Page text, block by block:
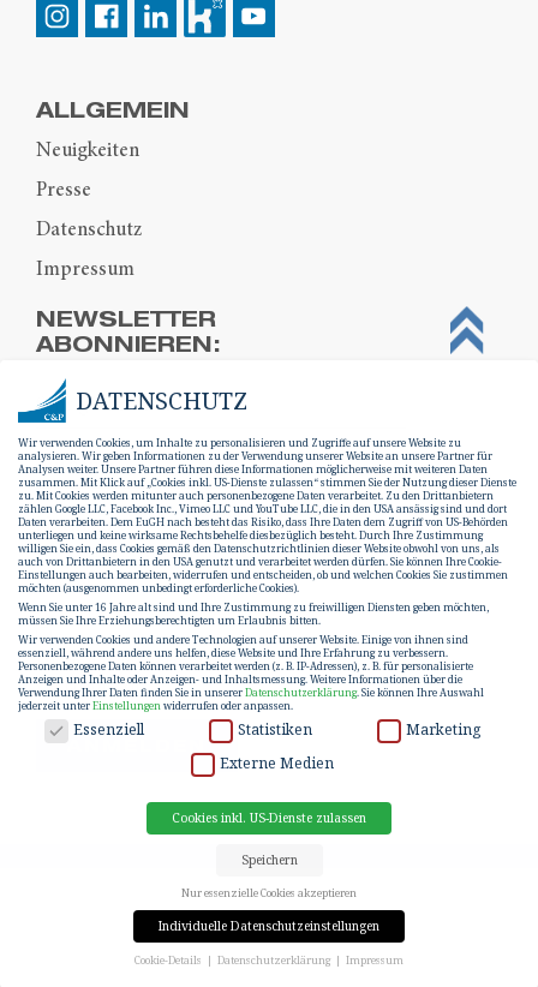
ALLGEMEIN
Neuigkeiten
Presse
Datenschutz
Impressum
NEWSLETTER
ABONNIEREN:
Hiermit stimme ich derDatenschutz-
Erklärungzu.
ANMELDEN
DATENSCHUTZ
Wir verwenden Cookies, um Inhalte zu personalisieren und Zugriffe auf unsere Website zu
analysieren. Wir geben Informationen zu der Verwendung unserer Website an unsere Partner für
Analysen weiter. Unsere Partner führen diese Informationen möglicherweise mit weiteren Daten
zusammen. Mit Klick auf „Cookies inkl. US-Dienste zulassen“ stimmen Sie der Nutzung dieser Dienste
zu. Mit Cookies werden mitunter auch personenbezogene Daten verarbeitet. Zu den Drittanbietern
zählen Google LLC, Facebook Inc., Vimeo LLC und YouTube LLC, die in den USA ansässig sind und dort
Daten verarbeiten. Dem EuGH nach besteht das Risiko, dass Ihre Daten dem Zugriff von US-Behörden
unterliegen und keine wirksame Rechtsbehelfe diesbezüglich besteht. Durch Ihre Zustimmung
willigen Sie ein, dass Cookies gemäß den Datenschutzrichtlinien dieser Website obwohl von uns, als
auch von Drittanbietern in den USA genutzt und verarbeitet werden dürfen. Sie können Ihre Cookie-
Einstellungen auch bearbeiten, widerrufen und entscheiden, ob und welchen Cookies Sie zustimmen
möchten (ausgenommen unbedingt erforderliche Cookies).
Wenn Sie unter 16 Jahre alt sind und Ihre Zustimmung zu freiwilligen Diensten geben möchten,
müssen Sie Ihre Erziehungsberechtigten um Erlaubnis bitten.
Wir verwenden Cookies und andere Technologien auf unserer Website. Einige von ihnen sind
essenziell, während andere uns helfen, diese Website und Ihre Erfahrung zu verbessern.
Personenbezogene Daten können verarbeitet werden (z. B. IP-Adressen), z. B. für personalisierte
Anzeigen und Inhalte oder Anzeigen- und Inhaltsmessung.Weitere Informationen über die
Verwendung Ihrer Daten finden Sie in unsererDatenschutzerklärung.Sie können Ihre Auswahl
jederzeit unterEinstellungenwiderrufen oder anpassen.
DATENSCHUTZ
Essenziell Statistiken
Marketing
Externe Medien
Cookies inkl. US-Dienste zulassen
Speichern
Nur essenzielle Cookies akzeptieren
Individuelle Datenschutzeinstellungen
Cookie-Details Datenschutzerklärung Impressum